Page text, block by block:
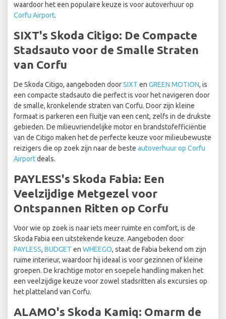
waardoor het een populaire keuze is voor autoverhuur op
Corfu Airport.
SIXT's Skoda Citigo: De Compacte
Stadsauto voor de Smalle Straten
van Corfu
De Skoda Citigo, aangeboden doorSIXT en GREEN MOTION, is
een compacte stadsauto die perfect is voor het navigeren door
de smalle, kronkelende straten van Corfu. Door zijn kleine
formaat is parkeren een fluitje van een cent, zelfs in de drukste
gebieden. De milieuvriendelijke motor en brandstofefficiëntie
van de Citigo maken het de perfecte keuze voor milieubewuste
reizigers die op zoek zijn naar de beste autoverhuur op Corfu
Airportdeals.
PAYLESS's Skoda Fabia: Een
Veelzijdige Metgezel voor
Ontspannen Ritten op Corfu
Voor wie op zoek is naar iets meer ruimte en comfort, is de
Skoda Fabia een uitstekende keuze. Aangeboden door
PAYLESS, BUDGET en WHEEGO, staat de Fabia bekend om zijn
ruime interieur, waardoor hij ideaal is voor gezinnen of kleine
groepen. De krachtige motor en soepele handling maken het
een veelzijdige keuze voor zowel stadsritten als excursies op
het platteland van Corfu.
ALAMO's Skoda Kamiq: Omarm de